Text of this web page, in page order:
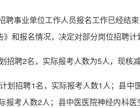
聘事业单位工作人员报名工作已经结
和报名情况，决定对部分岗位招聘计
招聘2名，实际报考人数为5人，现核
划招聘1名，实际报考人数1人；县
报考人数2人；县中医医院神经内科